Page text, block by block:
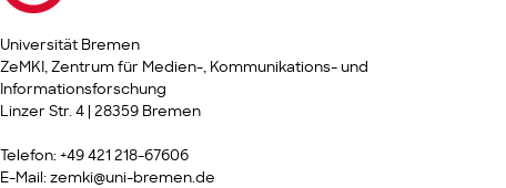
Universität Bremen
ZeMKI, Zentrum für Medien-, Kommunikations- und
Informationsforschung
Linzer Str. 4 | 28359 Bremen
Telefon: +49 421 218-67606
E-Mail: zemki@uni-bremen.de